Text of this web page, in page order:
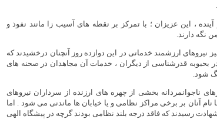
، این عزیزان ؛ با تمرکز بر نقطه های آسیب زا مانند نفوذ و
نگه دارند.
نیروهای ارزشمند خدماتی در این دوازده روز آنچنان درخشیدند که
بحبوبه قدرشناسی از دیگران ، خدمات آن مجاهدان در صحنه های
شود.
ناجوانمردانه بخشی از چهره های ارزنده از سرداران نیروهای
آنان بر برخی مراکز نظامی و یا خیابان ها ماندنی می شود . اما
رسیدند که فاقد درجه بلند نظامی بودند گرچه در پیشگاه الهی